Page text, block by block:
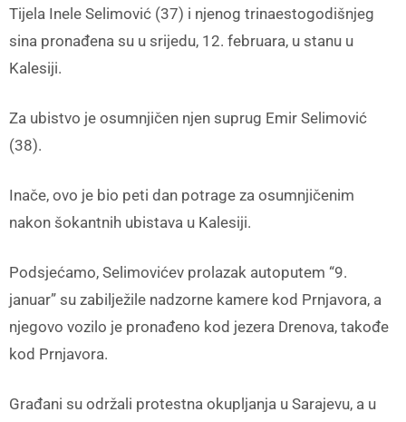
Tijela Inele Selimović (37) i njenog trinaestogodišnjeg
sina pronađena su u srijedu, 12. februara, u stanu u
Kalesiji.
Za ubistvo je osumnjičen njen suprug Emir Selimović
(38).
Inače, ovo je bio peti dan potrage za osumnjičenim
nakon šokantnih ubistava u Kalesiji.
Podsjećamo, Selimovićev prolazak autoputem “9.
januar” su zabilježile nadzorne kamere kod Prnjavora, a
njegovo vozilo je pronađeno kod jezera Drenova, takođe
kod Prnjavora.
Građani su održali protestna okupljanja u Sarajevu, a u